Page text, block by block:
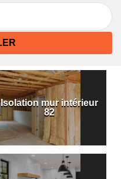
Isolation mur intérieur
82